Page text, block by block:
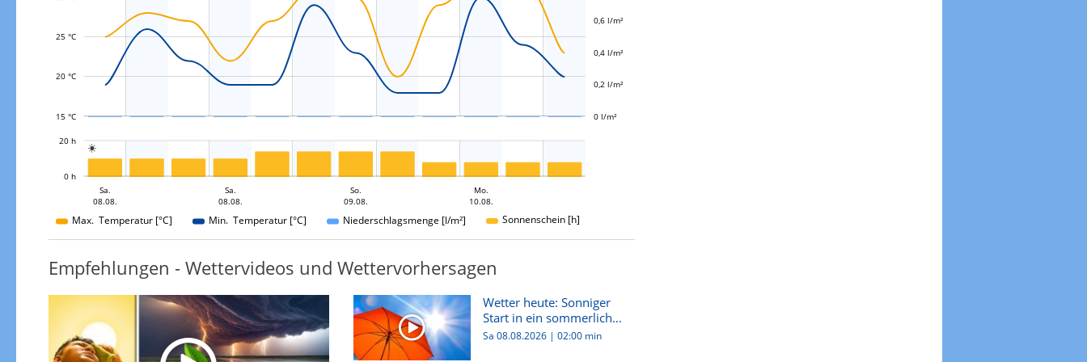
20 °C
25 °C
15 °C 0 l/m²
0,2 l/m²
0,4 l/m²
0,6 l/m²

0 h
20 h
10.08.
Sa.
08.08.
08.08.
09.08.
So.
09.08.
10.08.
10.08.
Sa.
08.08.
Mo.
10.08.
Max. Temperatur [°C]
Min. Temperatur [°C] Niederschlagsmenge [l/m²] Sonnenschein [h]
Empfehlungen - Wettervideos und Wettervorhersagen
Wetter heute: Sonniger
Start in ein sommerlich
hei...
Sa 08.08.2026 |02:00 min